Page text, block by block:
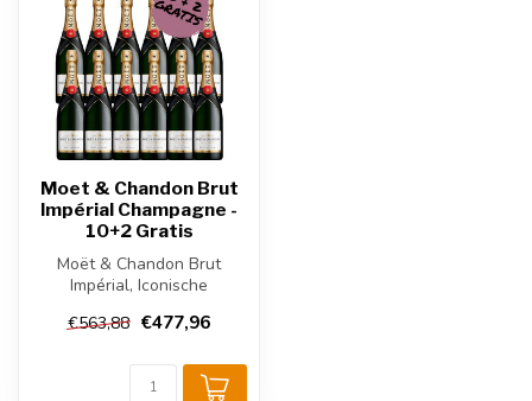
Moet & Chandon Brut
Impérial Champagne -
10+2 Gratis
Moët & Chandon Brut
Impérial, Iconische
van Pinot Noir, ...
€563,88 €477,96